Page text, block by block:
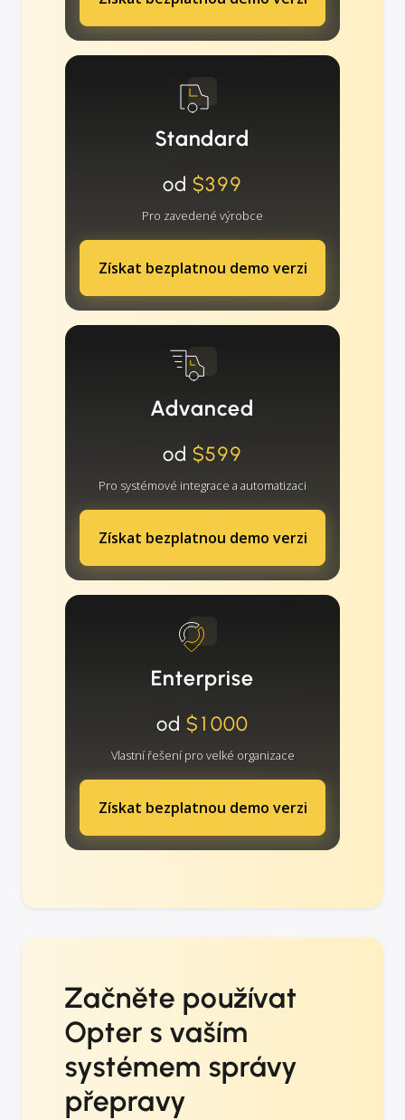
Standard
od $399
Pro zavedené výrobce
Získat bezplatnou demo verzi
Advanced
od $599
Pro systémové integrace a automatizaci
Získat bezplatnou demo verzi
Enterprise
od $1000
Vlastní řešení pro velké organizace
Získat bezplatnou demo verzi
Začněte používat
Opter s vaším
systémem správy
přepravy